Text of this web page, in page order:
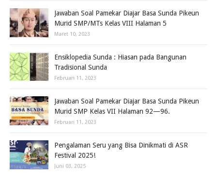
Jawaban Soal Pamekar Diajar Basa Sunda Pikeun
Murid SMP/MTs Kelas VIII Halaman 5
Maret 10, 2023
Ensiklopedia Sunda : Hiasan pada Bangunan
Tradisional Sunda
Februari 11, 2023
Jawaban Soal Pamekar Diajar Basa Sunda Pikeun
Murid SMP Kelas VII Halaman 92—96.
Februari 11, 2023
Pengalaman Seru yang Bisa Dinikmati di ASR
Festival 2025!
Juni 03, 2025